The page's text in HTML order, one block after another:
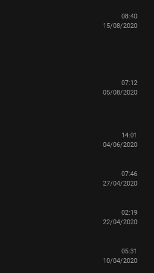
08:40
15/08/2020
07:12
05/08/2020
14:01
04/06/2020
07:46
27/04/2020
02:19
22/04/2020
05:31
10/04/2020